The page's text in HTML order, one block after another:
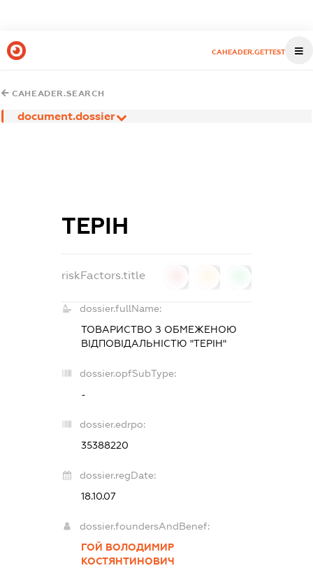
CAHEADER.GETTEST
CAHEADER.SEARCH
document.dossier
ТЕРІН
riskFactors.title
dossier.fullName:
ТОВАРИСТВО З ОБМЕЖЕНОЮ
ВІДПОВІДАЛЬНІСТЮ "ТЕРІН"
dossier.opfSubType:
-
dossier.edrpo:
35388220
dossier.regDate:
18.10.07
dossier.foundersAndBenef:
ГОЙ ВОЛОДИМИР
КОСТЯНТИНОВИЧ